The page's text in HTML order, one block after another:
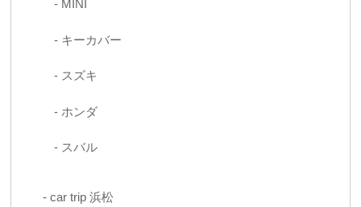
MINI
キーカバー
スズキ
ホンダ
スバル
car trip 浜松